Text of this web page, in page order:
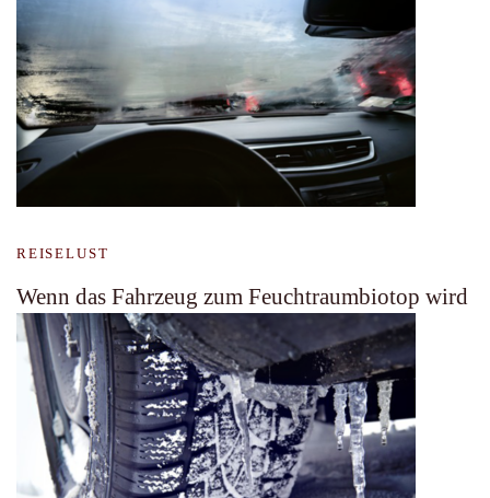
REISELUST
Wenn das Fahrzeug zum Feuchtraumbiotop wird